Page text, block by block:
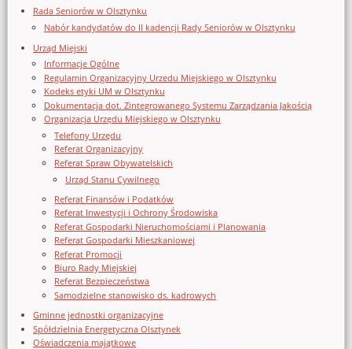
Rada Seniorów w Olsztynku
Nabór kandydatów do II kadencji Rady Seniorów w Olsztynku
Urząd Miejski
Informacje Ogólne
Regulamin Organizacyjny Urzedu Miejskiego w Olsztynku
Kodeks etyki UM w Olsztynku
Dokumentacja dot. Zintegrowanego Systemu Zarządzania Jakością
Organizacja Urzędu Miejskiego w Olsztynku
Telefony Urzędu
Referat Organizacyjny
Referat Spraw Obywatelskich
Urząd Stanu Cywilnego
Referat Finansów i Podatków
Referat Inwestycji i Ochrony Środowiska
Referat Gospodarki Nieruchomościami i Planowania
Referat Gospodarki Mieszkaniowej
Referat Promocji
Biuro Rady Miejskiej
Referat Bezpieczeństwa
Samodzielne stanowisko ds. kadrowych
Gminne jednostki organizacyjne
Spółdzielnia Energetyczna Olsztynek
Oświadczenia majątkowe